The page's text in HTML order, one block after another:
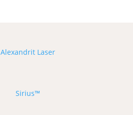
Alexandrit Laser
Sirius™